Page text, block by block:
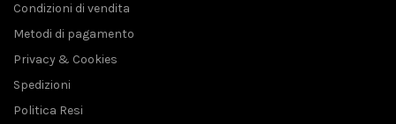
Condizioni di vendita
Metodi di pagamento
Privacy & Cookies
Spedizioni
Politica Resi